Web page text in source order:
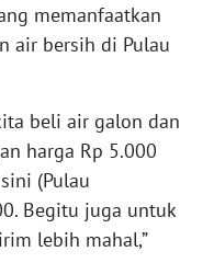
memanfaatkan
air bersih di Pulau
beli air galon dan
harga Rp 5.000
(Pulau
Begitu juga untuk
lebih mahal,”